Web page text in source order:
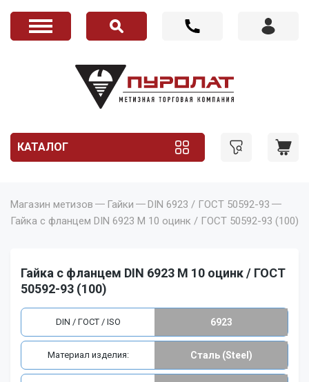
КАТАЛОГ
Магазин метизов Гайки
DIN 6923 / ГОСТ 50592-93
Гайка с фланцем DIN 6923 M 10 оцинк / ГОСТ 50592-93 (100)
Гайка с фланцем DIN 6923 M 10 оцинк / ГОСТ
50592-93 (100)
DIN / ГОСТ / ISO 6923
Материал изделия: Сталь (Steel)